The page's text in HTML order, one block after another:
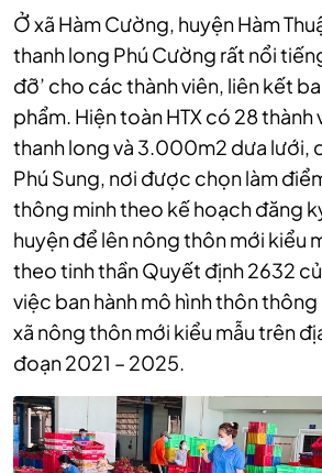
Ở xã Hàm Cường, huyện Hàm
thanh long Phú Cường rất nổi
đỡ’ cho các thành viên, liên kết
phẩm. Hiện toàn HTX có 28 thành
thanh long và 3.000m2 dưa lưới,
Phú Sung, nơi được chọn làm
thông minh theo kế hoạch đăng
huyện để lên nông thôn mới kiểu
theo tinh thần Quyết định 2632
việc ban hành mô hình thôn thông
xã nông thôn mới kiểu mẫu trên
đoạn 2021 – 2025.